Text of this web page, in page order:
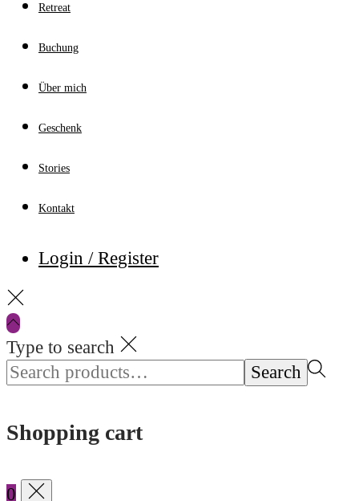
Retreat
Buchung
Über mich
Geschenk
Stories
Kontakt
Login / Register
Type to search
Search
for:>
Search
Shopping cart
0